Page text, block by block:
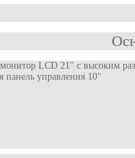
LСD 21" с высоким
панель управления 10"